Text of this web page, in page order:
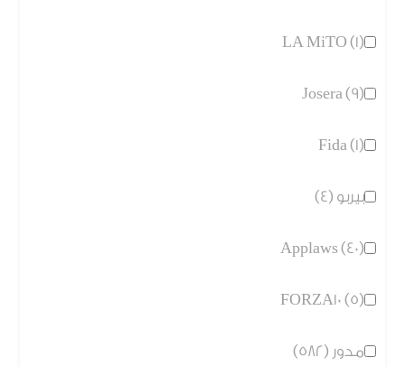
LA MiTO (1)
Josera (9)
Fida (1)
بيربو (4)
Applaws (40)
FORZA10 (5)
مدور (582)